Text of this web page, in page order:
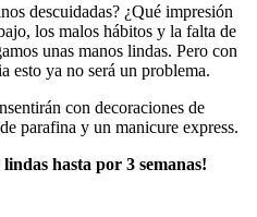
descuidadas? ¿Qué impresión
los malos hábitos y la falta de
unas manos lindas. Pero con
esto ya no será un problema.
con decoraciones de
parafina y un manicure express.
hasta por 3 semanas!